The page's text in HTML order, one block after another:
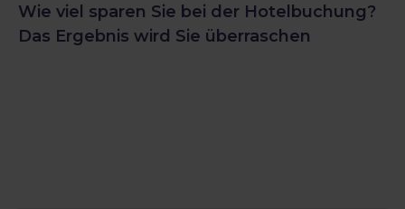
Wie viel sparen Sie bei der Hotelbuchung?
Das Ergebnis wird Sie überraschen